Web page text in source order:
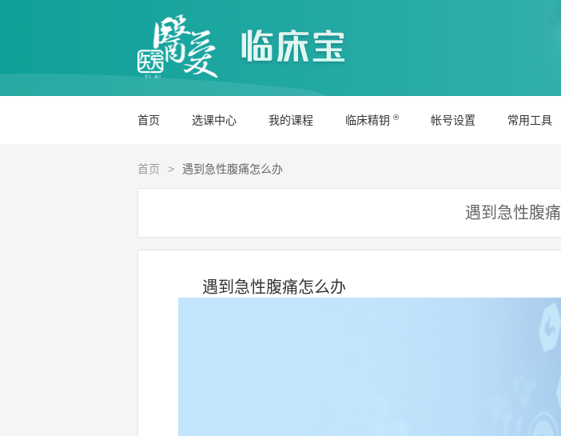
首页 选课中心 我的课程 临床精钥 ® 帐号设置 常用工具
首页 > 遇到急性腹痛怎么办
遇到急性腹
遇到急性腹痛怎么办